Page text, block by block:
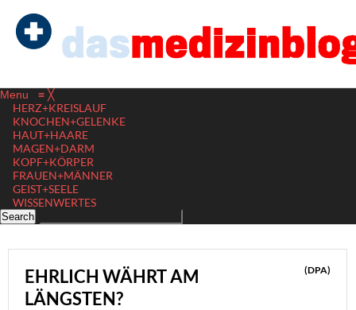
Menu ≡ ╳
HERZ+KREISLAUF
KNOCHEN+GELENKE
HAUT+HAARE
MAGEN+DARM
KOPF+KÖRPER
FRAUEN+MÄNNER
GEIST+SEELE
WISSENWERTES
EHRLICH WÄHRT AM
LÄNGSTEN?
(DPA)